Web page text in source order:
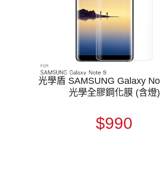
光學盾 SAMSUNG Galaxy
光學全膠鋼化膜 (含燈)
$990